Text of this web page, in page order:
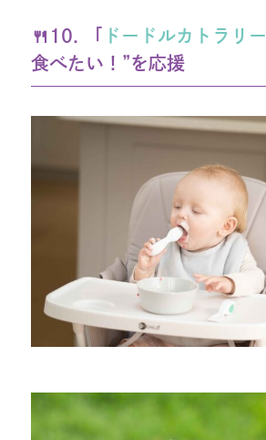
🍴10. 「 ドードルカトラリー
食べたい！”を応援